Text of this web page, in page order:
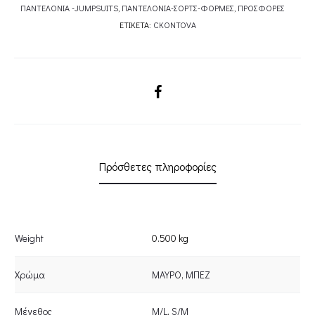
ΠΑΝΤΕΛΟΝΙΑ -JUMPSUITS, ΠΑΝΤΕΛΟΝΙΑ-ΣΟΡΤΣ-ΦΟΡΜΕΣ, ΠΡΟΣΦΟΡΕΣ
ΕΤΙΚΈΤΑ: CKONTOVA
SHARE
Πρόσθετες πληροφορίες
Weight 0.500 kg
Χρώμα ΜΑΥΡΟ, ΜΠΕΖ
Μέγεθος M/L, S/M